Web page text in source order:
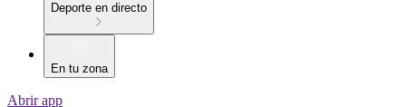
Deporte en directo
En tu zona
Abrir app